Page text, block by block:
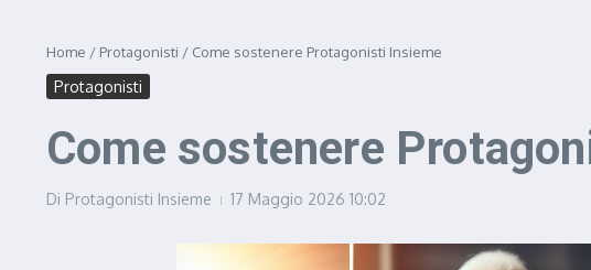
Home / Protagonisti / Come sostenere Protagonisti Insieme
Protagonisti
Come sostenere
Di Protagonisti Insieme 17 Maggio 2026 10:02